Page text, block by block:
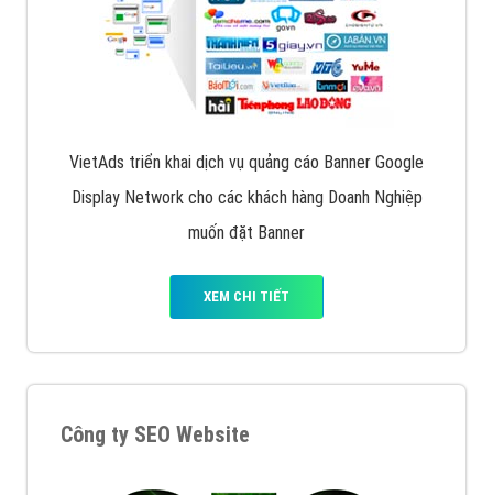
VietAds triển khai dịch vụ quảng cáo Banner Google
Display Network cho các khách hàng Doanh Nghiệp
muốn đặt Banner
XEM CHI TIẾT
Công ty SEO Website